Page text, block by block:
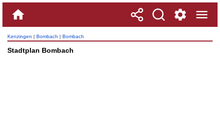
Kenzingen | Bombach | Bombach
Stadtplan Bombach